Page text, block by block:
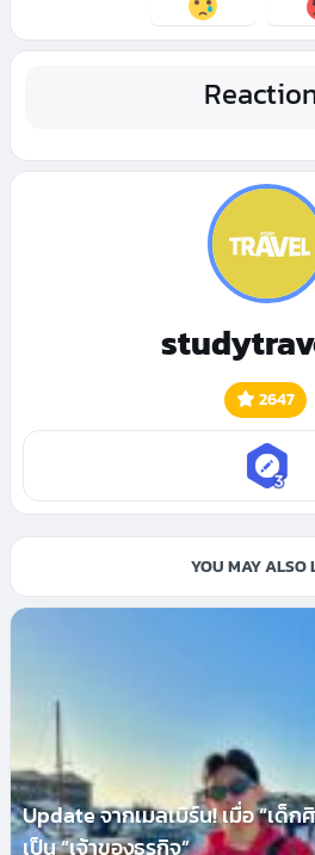
2647
YOU MAY ALSO
Update จากเมลเบิร์น! เมื่อ “เด็ก
เป็น “เจ้าของธุรกิจ”